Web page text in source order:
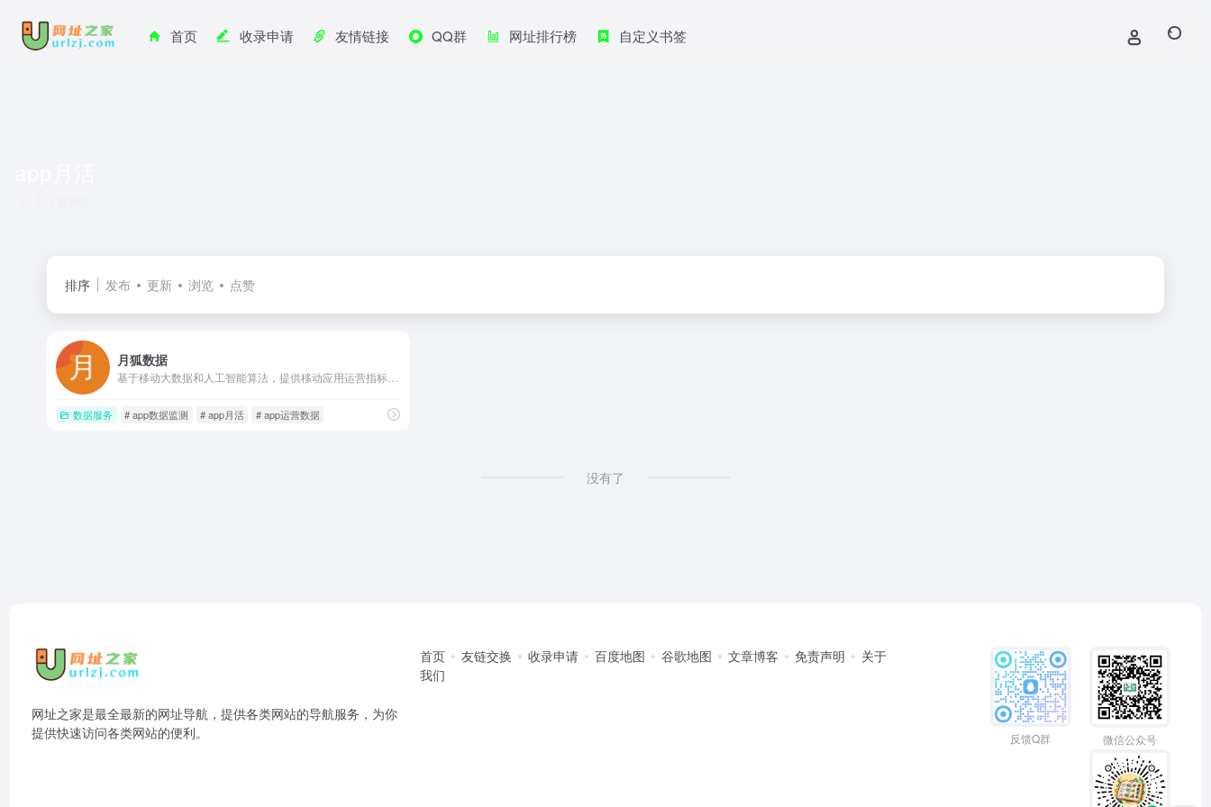
首页 收录申请 友情链接 QQ群 网址排行榜 自定义书签
排序 发布 更新 浏览 点赞
月狐数据
数据服务 # app数据监测 # app月活 # app运营数据
没有了
网址之家是最全最新的网址导航，提供各类网站的导航服务，为你
提供快速访问各类网站的便利。
首页 友链交换 收录申请 百度地图 谷歌地图 文章博客 免责声明
关于
我们
反馈Q群 微信公众号